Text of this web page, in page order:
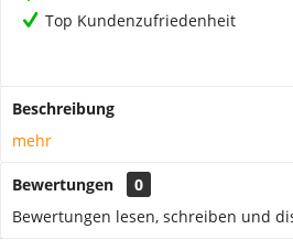
Top Kundenzufriedenheit
Beschreibung
mehr
Bewertungen
0
Bewertungen lesen, schreiben und